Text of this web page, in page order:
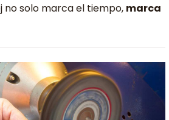
no solo marca el tiempo, marca